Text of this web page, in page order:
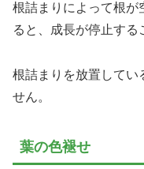
根詰まりによって根が
ると、成長が停止する
根詰まりを放置してい
せん。
葉の色褪せ